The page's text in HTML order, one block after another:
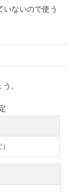
いないので使う
。